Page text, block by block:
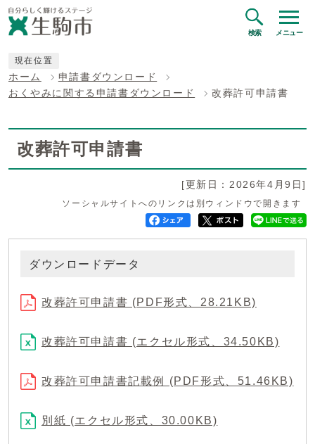
検索 メニュー
現在位置
ホーム
申請書ダウンロード
おくやみに関する申請書ダウンロード
改葬許可申請書
改葬許可申請書
[更新日：2026年4月9日]
ソーシャルサイトへのリンクは別ウィンドウで開きます
ダウンロードデータ
改葬許可申請書 (PDF形式、28.21KB)
改葬許可申請書 (エクセル形式、34.50KB)
改葬許可申請書記載例 (PDF形式、51.46KB)
別紙 (エクセル形式、30.00KB)